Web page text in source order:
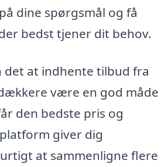
dine spørgsmål og få
bedst tjener dit behov.
det at indhente tilbud fra
være en god måde
den bedste pris og
giver dig
at sammenligne flere